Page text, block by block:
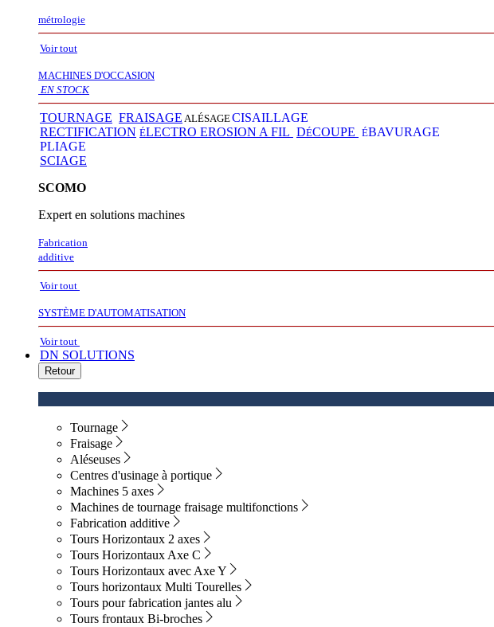
métrologie
Voir tout
MACHINES D'OCCASION
EN STOCK
TOURNAGE FRAISAGE ALÉSAGECISAILLAGE
RECTIFICATION ÉLECTRO EROSION A FIL DÉCOUPE ÉBAVURAGE
PLIAGE
SCIAGE
SCOMO
Expert en solutions machines
Fabrication
additive
Voir tout
SYSTÈME D'AUTOMATISATION
Voir tout
DN SOLUTIONS
Retour
Tournage
Fraisage
Aléseuses
Centres d'usinage à portique
Machines 5 axes
Machines de tournage fraisage multifonctions
Fabrication additive
Tours Horizontaux 2 axes
Tours Horizontaux Axe C
Tours Horizontaux avec Axe Y
Tours horizontaux Multi Tourelles
Tours pour fabrication jantes alu
Tours frontaux Bi-broches